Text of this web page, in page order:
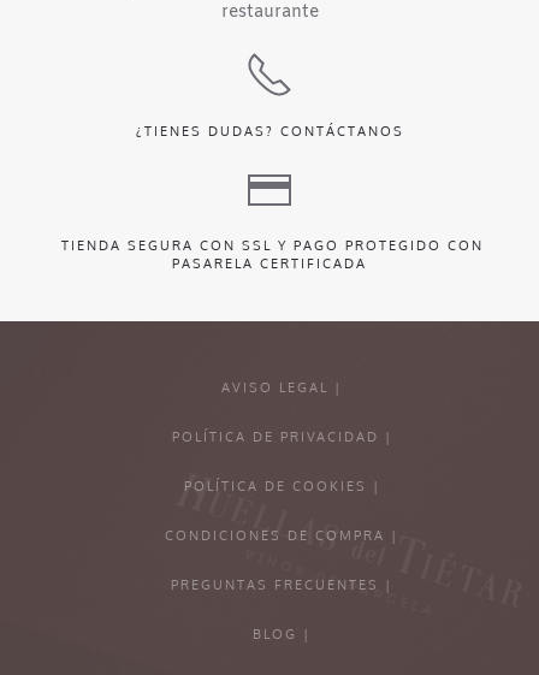
restaurante
¿TIENES DUDAS? CONTÁCTANOS
TIENDA SEGURA CON SSL Y PAGO PROTEGIDO CON
PASARELA CERTIFICADA
AVISO LEGAL |
POLÍTICA DE PRIVACIDAD |
POLÍTICA DE COOKIES |
CONDICIONES DE COMPRA |
PREGUNTAS FRECUENTES |
BLOG |